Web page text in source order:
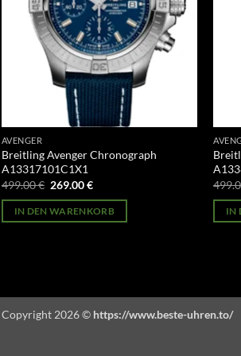
AVENGER
Breitling Avenger Chronograph
A13317101C1X1
499.00€ Ursprünglicher
war:
499.00 €
269.00€Aktueller
ist:
269.00 €.
IN DEN WARENKORB IN
Copyright 2026 © https://www.beste-uhren.to/